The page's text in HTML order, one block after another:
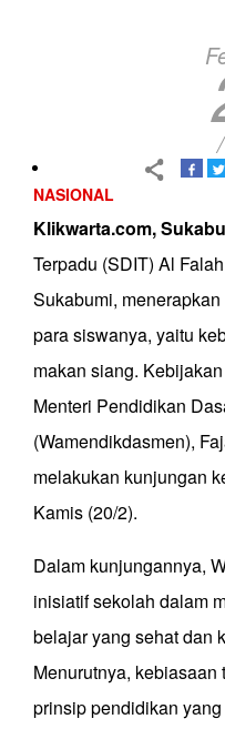
NASIONAL
Klikwarta.com,
Terpadu (SDIT) Al
Sukabumi,
para siswanya, yaitu
makan siang.
Menteri Pendidikan
(Wamendikdasmen),
melakukan kunjungan
Kamis (20/2).
Dalam kunjungannya,
inisiatif sekolah dalam
belajar yang sehat dan
Menurutnya,
prinsip pendidikan